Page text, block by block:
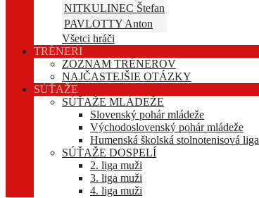
NITKULINEC Štefan
PAVLOTTY Anton
Všetci hráči
TRÉNERI
ZOZNAM TRÉNEROV
NAJČASTEJŠIE OTÁZKY
SÚŤAŽE
SÚŤAŽE MLÁDEŽE
Slovenský pohár mládeže
Východoslovenský pohár mládeže
Humenská školská stolnotenisová liga
SÚŤAŽE DOSPELÍ
2. liga muži
3. liga muži
4. liga muži